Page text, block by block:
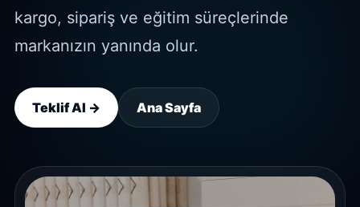
kargo, sipariş ve eğitim süreçlerinde
markanızın yanında olur.
Teklif Al → Ana Sayfa